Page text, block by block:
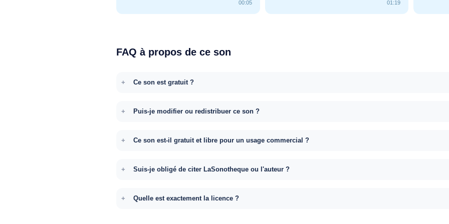
00:05 01:19
FAQ à propos de ce son
Ce son est gratuit ?
Puis-je modifier ou redistribuer ce son ?
Ce son est-il gratuit et libre pour un usage commercial ?
Suis-je obligé de citer LaSonotheque ou l'auteur ?
Quelle est exactement la licence ?